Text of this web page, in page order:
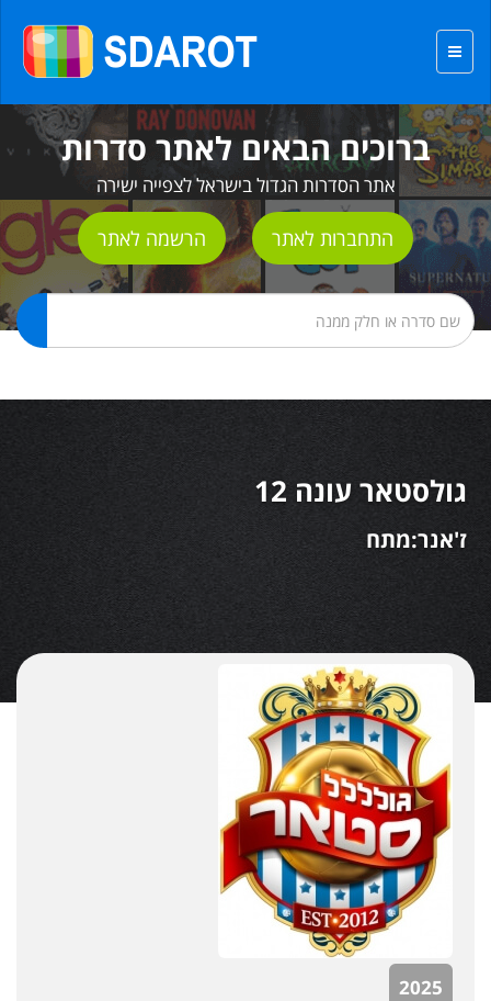
ברוכים הבאים לאתר סדרות
אתר הסדרות הגדול בישראל לצפייה ישירה
התחברות לאתר הרשמה לאתר
גולסטאר עונה 12
ז'אנר:מתח
2025